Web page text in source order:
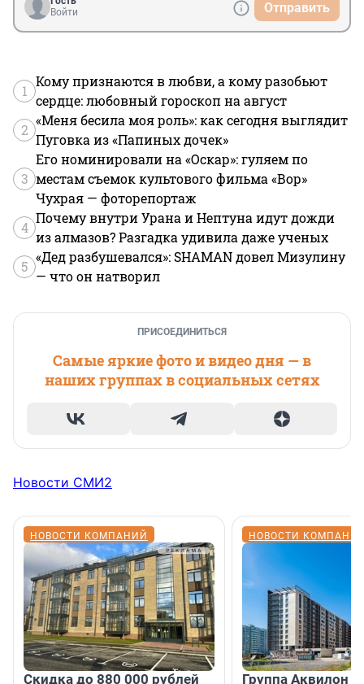
Войти
Отправить
1
Кому признаются в любви, а кому разобьют
сердце: любовный гороскоп на август
2
«Меня бесила моя роль»: как сегодня выглядит
Пуговка из «Папиных дочек»
3
Его номинировали на «Оскар»: гуляем по
местам съемок культового фильма «Вор»
Чухрая — фоторепортаж
4
Почему внутри Урана и Нептуна идут дожди
из алмазов? Разгадка удивила даже ученых
5
«Дед разбушевался»: SHAMAN довел Мизулину
— что он натворил
ПРИСОЕДИНИТЬСЯ
Самые яркие фото и видео дня — в
наших группах в социальных сетях
Новости СМИ2
НОВОСТИ КОМПАНИЙ
Скидка до 880 000 рублей
НОВОСТИ
Группа Аквилон